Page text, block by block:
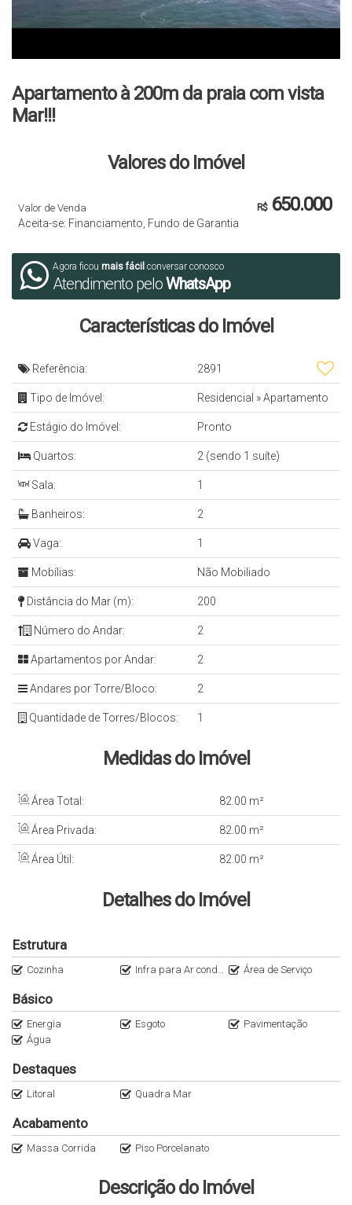
Apartamento à 200m da praia com vista
Mar!!!
Valores do Imóvel
R$650.000
Valor de Venda
Aceita-se: Financiamento, Fundo de Garantia
Agora ficou mais fácil conversar conosco
Atendimento peloWhatsApp
Características do Imóvel
Referência: 2891
Tipo de Imóvel: Residencial »Apartamento
Estágio do Imóvel: Pronto
Quartos: 2 (sendo 1 suíte)
Sala: 1
Banheiros: 2
Vaga: 1
Mobílias: Não Mobiliado
Distância do Mar (m): 200
Número do Andar: 2
Apartamentos por Andar: 2
Andares por Torre/Bloco: 2
Quantidade de Torres/Blocos: 1
Medidas do Imóvel
Área Total: 82 .00 m²
Área Privada: 82 .00 m²
Área Útil: 82 .00 m²
Detalhes do Imóvel
Estrutura
Cozinha Infra para Ar condicionado Área de Serviço
Básico
Energia Esgoto
Pavimentação
Água
Destaques
Litoral Quadra Mar
Acabamento
Massa Corrida Piso Porcelanato
Descrição do Imóvel